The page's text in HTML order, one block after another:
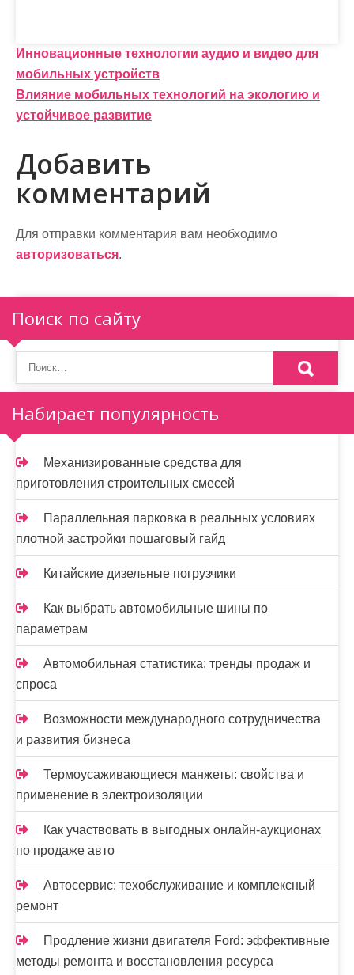
Н
а
в
и
г
а
ц
и
я
п
о
з
а
п
и
с
я
м
Инновационные технологии аудио и видео для
мобильных устройств
Влияние мобильных технологий на экологию и
устойчивое развитие
Добавить
комментарий
Для отправки комментария вам необходимо
авторизоваться.
Поиск по сайту
Набирает популярность
Механизированные средства для
приготовления строительных смесей
Параллельная парковка в реальных условиях
плотной застройки пошаговый гайд
Китайские дизельные погрузчики
Как выбрать автомобильные шины по
параметрам
Автомобильная статистика: тренды продаж и
спроса
Возможности международного сотрудничества
и развития бизнеса
Термоусаживающиеся манжеты: свойства и
применение в электроизоляции
Как участвовать в выгодных онлайн-аукционах
по продаже авто
Автосервис: техобслуживание и комплексный
ремонт
Продление жизни двигателя Ford: эффективные
методы ремонта и восстановления ресурса